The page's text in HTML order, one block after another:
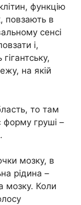
функцію
повзають в
сенсі
і,
на якій
то там
форму груші –
мозку, в
рідина –
мозку. Коли